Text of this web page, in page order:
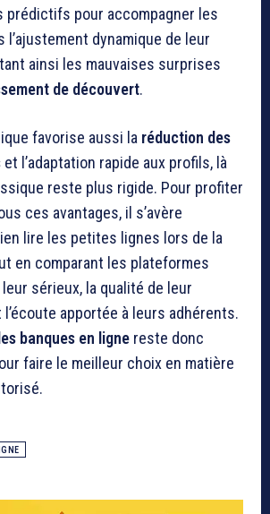
prédictifs pour accompagner les
dynamique de leur
ainsi les mauvaises surprises
de découvert.
favorise aussi la réduction des
et l’adaptation rapide aux profils, là
reste plus rigide. Pour profiter
ces avantages, il s’avère
lire les petites lignes lors de la
en comparant les plateformes
sérieux, la qualité de leur
l’écoute apportée à leurs adhérents.
banques en ligne reste donc
faire le meilleur choix en matière